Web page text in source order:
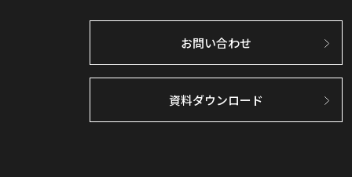
お問い合わせ
資料ダウンロード